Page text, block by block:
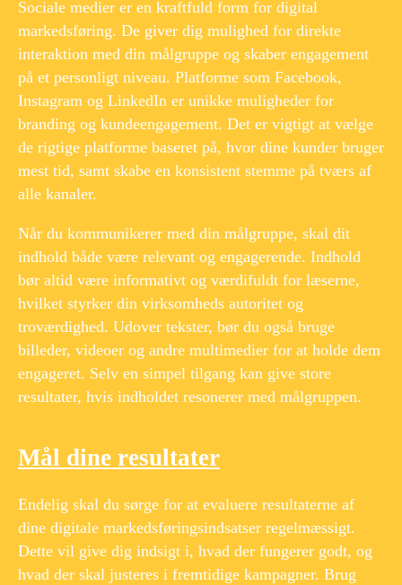
Sociale medier er en kraftfuld form for digital
markedsføring. De giver dig mulighed for direkte
interaktion med din målgruppe og skaber engagement
på et personligt niveau. Platforme som Facebook,
Instagram og LinkedIn er unikke muligheder for
branding og kundeengagement. Det er vigtigt at vælge
de rigtige platforme baseret på, hvor dine kunder bruger
mest tid, samt skabe en konsistent stemme på tværs af
alle kanaler.
Når du kommunikerer med din målgruppe, skal dit
indhold både være relevant og engagerende. Indhold
bør altid være informativt og værdifuldt for læserne,
hvilket styrker din virksomheds autoritet og
troværdighed. Udover tekster, bør du også bruge
billeder, videoer og andre multimedier for at holde dem
engageret. Selv en simpel tilgang kan give store
resultater, hvis indholdet resonerer med målgruppen.
Mål dine resultater
Endelig skal du sørge for at evaluere resultaterne af
dine digitale markedsføringsindsatser regelmæssigt.
Dette vil give dig indsigt i, hvad der fungerer godt, og
hvad der skal justeres i fremtidige kampagner. Brug